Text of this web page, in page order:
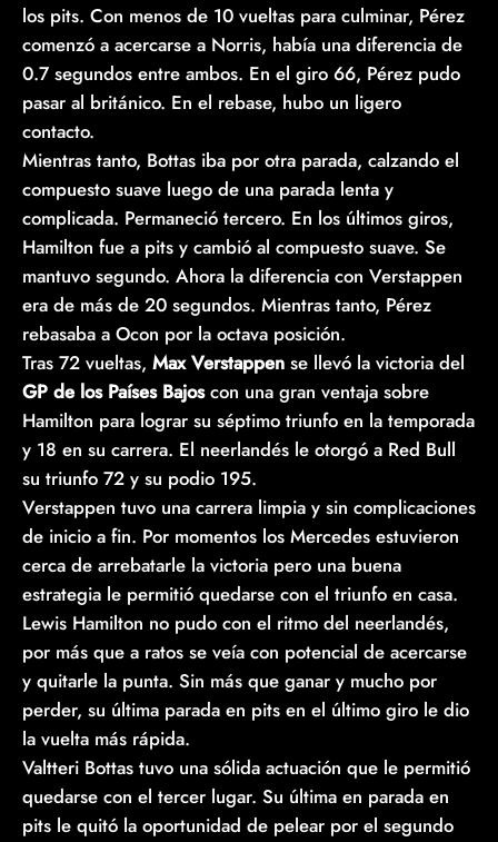
los pits. Con menos de 10 vueltas para culminar, Pérez
comenzó a acercarse a Norris, había una diferencia de
0.7 segundos entre ambos. En el giro 66, Pérez pudo
pasar al británico. En el rebase, hubo un ligero
contacto.
Mientras tanto, Bottas iba por otra parada, calzando el
compuesto suave luego de una parada lenta y
complicada. Permaneció tercero. En los últimos giros,
Hamilton fue a pits y cambió al compuesto suave. Se
mantuvo segundo. Ahora la diferencia con Verstappen
era de más de 20 segundos. Mientras tanto, Pérez
rebasaba a Ocon por la octava posición.
Tras 72 vueltas, Max Verstappen se llevó la victoria del
GP de los Países Bajoscon una gran ventaja sobre
Hamilton para lograr su séptimo triunfo en la temporada
y 18 en su carrera. El neerlandés le otorgó a Red Bull
su triunfo 72 y su podio 195.
Verstappen tuvo una carrera limpia y sin complicaciones
de inicio a fin. Por momentos los Mercedes estuvieron
cerca de arrebatarle la victoria pero una buena
estrategia le permitió quedarse con el triunfo en casa.
Lewis Hamilton no pudo con el ritmo del neerlandés,
por más que a ratos se veía con potencial de acercarse
y quitarle la punta. Sin más que ganar y mucho por
perder, su última parada en pits en el último giro le dio
la vuelta más rápida.
Valtteri Bottas tuvo una sólida actuación que le permitió
quedarse con el tercer lugar. Su última en parada en
pits le quitó la oportunidad de pelear por el segundo